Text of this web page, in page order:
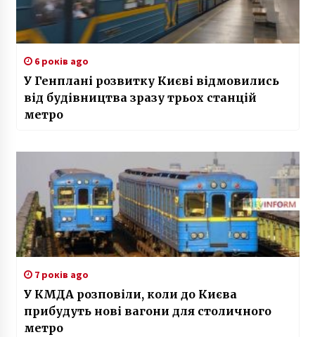
6 років ago
У Генплані розвитку Києві відмовились
від будівництва зразу трьох станцій
метро
7 років ago
У КМДА розповіли, коли до Києва
прибудуть нові вагони для столичного
метро